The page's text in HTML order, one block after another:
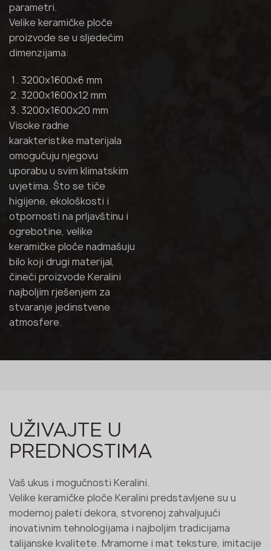
parametri.
Velike keramičke ploče
proizvode se u sljedećim
dimenzijama:
3200x1600x6 mm
3200x1600x12 mm
3200x1600x20 mm
Visoke radne
karakteristike materijala
omogućuju njegovu
uporabu u svim klimatskim
uvjetima. Što se tiče
higijene, ekološkosti i
otpornosti na prljavštinu i
ogrebotine, velike
keramičke ploče nadmašuju
bilo koji drugi materijal,
čineći proizvode Keralini
najboljim rješenjem za
stvaranje jedinstvene
atmosfere.
UŽIVAJTE U
PREDNOSTIMA
Vaš ukus i mogućnosti Keralini.
Velike keramičke ploče Keralini predstavljene su u
modernoj paleti dekora, stvorenoj zahvaljujući
inovativnim tehnologijama i najboljim tradicijama
talijanske kvalitete. Mramorne i mat teksture, imitacije